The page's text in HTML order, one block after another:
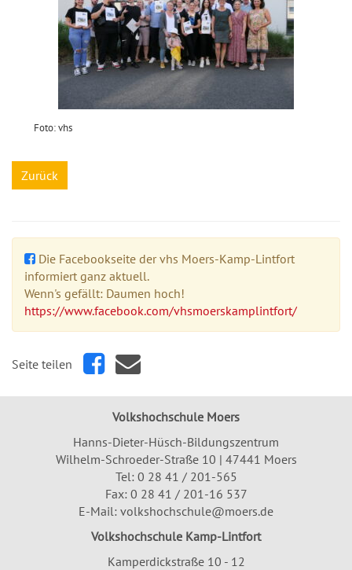
Foto: vhs
Zurück
Die Facebookseite der vhs Moers-Kamp-Lintfort
informiert ganz aktuell.
Wenn's gefällt: Daumen hoch!
https://www.facebook.com/vhsmoerskamplintfort/
Seite teilen
Volkshochschule Moers
Hanns-Dieter-Hüsch-Bildungszentrum
Wilhelm-Schroeder-Straße 10 | 47441 Moers
Tel: 0 28 41 / 201-565
Fax: 0 28 41 / 201-16 537
E-Mail: volkshochschule@moers.de
Volkshochschule Kamp-Lintfort
Kamperdickstraße 10 - 12